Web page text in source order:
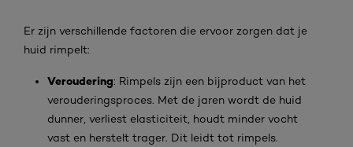
Er zijn verschillende factoren die ervoor zorgen dat je
huid rimpelt:
Veroudering: Rimpels zijn een bijproduct van het
verouderingsproces. Met de jaren wordt de huid
dunner, verliest elasticiteit, houdt minder vocht
vast en herstelt trager. Dit leidt tot rimpels.